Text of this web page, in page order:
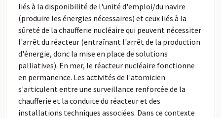
liés à la disponibilité de l'unité d'emploi/du navire
(produire les énergies nécessaires) et ceux liés à la
sûreté de la chaufferie nucléaire qui peuvent nécessiter
l'arrêt du réacteur (entraînant l'arrêt de la production
d'énergie, donc la mise en place de solutions
palliatives). En mer, le réacteur nucléaire fonctionne
en permanence. Les activités de l'atomicien
s'articulent entre une surveillance renforcée de la
chaufferie et la conduite du réacteur et des
installations techniques associées. Dans ce contexte